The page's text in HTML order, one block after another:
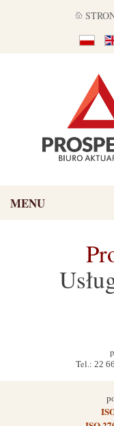
MENU
Tel.: 22